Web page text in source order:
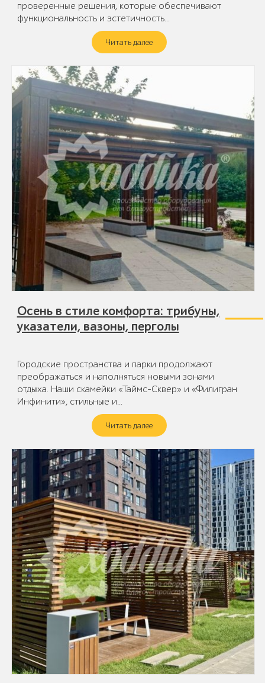
проверенные решения, которые обеспечивают
функциональность и эстетичность…
Читать далее
Осень в стиле комфорта: трибуны,
указатели, вазоны, перголы
Городские пространства и парки продолжают
преображаться и наполняться новыми зонами
отдыха. Наши скамейки «Таймс-Сквер» и «Филигран
Инфинити», стильные и…
Читать далее